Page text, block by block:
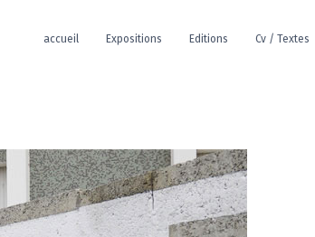
accueil Expositions Editions Cv / Textes